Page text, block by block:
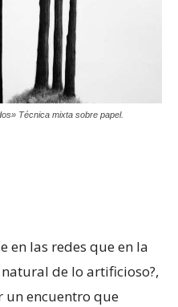
Técnica mixta sobre papel.
en las redes que en la
de lo artificioso?,
un encuentro que